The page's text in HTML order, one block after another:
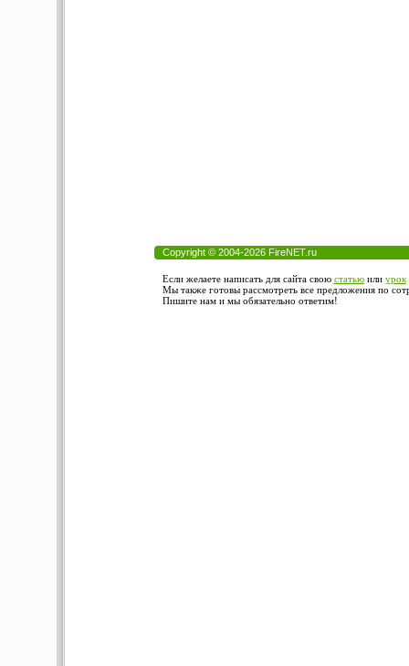
Copyright © 2004-2026 FireNET.ru
Если желаете написать для сайта свою статьюили урок
Мы также готовы рассмотреть все предложения по
Пишите нам и мы обязательно ответим!